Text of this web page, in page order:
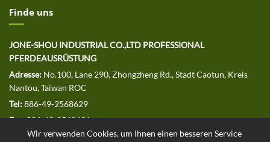
Wir verwenden Cookies, um Ihnen einen besseren Service
Finde uns
JONE-SHOU INDUSTRIAL CO.,LTD PROFESSIONAL
PFERDEAUSRÜSTUNG
Adresse: No.100, Lane 290, Zhongzheng Rd., Stadt Caotun, Kreis
Nantou, Taiwan ROC
Tel:886-49-2568629
Fax:886-49-2568691
E-MAIL: jssales@jone-shou.com